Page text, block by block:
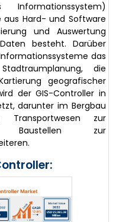
Informationssystem)
Hard- und Software
und Auswertung
besteht. Darüber
das
die
geografischer
der GIS-Controller in
darunter im Bergbau
Transportwesen zur
Baustellen zur